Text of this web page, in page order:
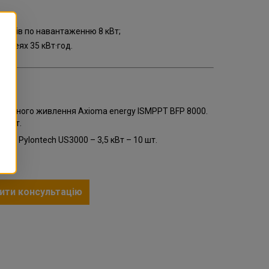
по навантаженню 8 кВт;
35 кВт·год.
живлення Axioma energy ISMPPT BFP 8000.
кВт.
Pylontech US3000 – 3,5 кВт – 10 шт.
консультацію